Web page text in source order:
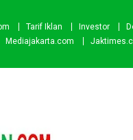
Tarif Iklan Investor
Mediajakarta.com